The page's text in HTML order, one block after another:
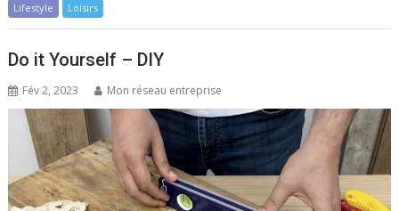
Lifestyle Loisirs
Do it Yourself – DIY
Fév 2, 2023 Mon réseau entreprise